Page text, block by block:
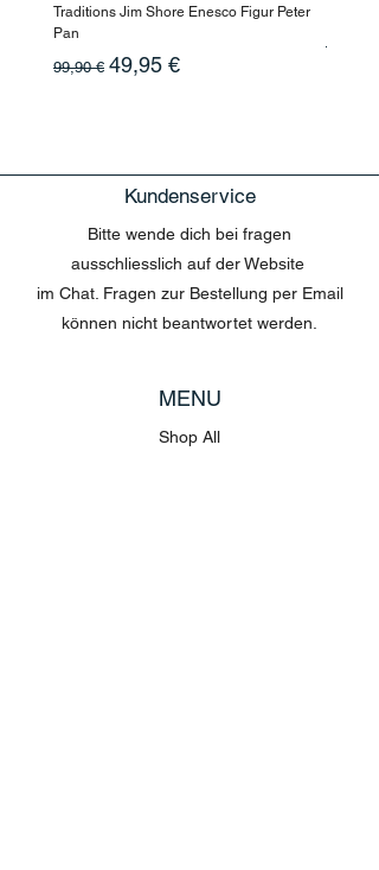
Traditions Jim Shore Enesco Figur Peter
Pan
Standardpreis
99,90 € Sale-Preis
49,95 €
199,90 €
Kundenservice
Bitte wende dich bei fragen
ausschliesslich auf der Website
im Chat. Fragen zur Bestellung per Email
können nicht beantwortet werden.
MENU
Shop All